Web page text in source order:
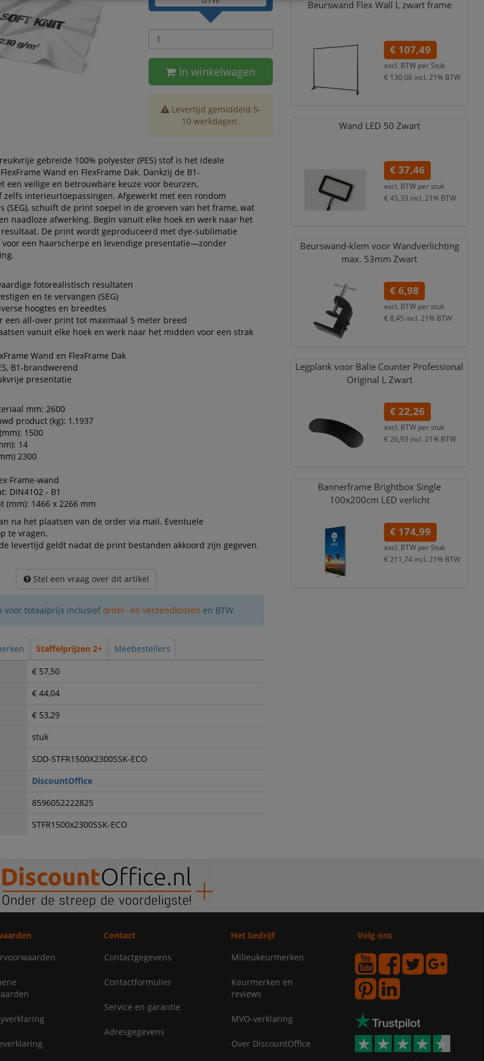
In winkelwagen
Levertijd gemiddeld 5-
10 werkdagen.
gebreide 100% polyester (PES) stof is het ideale
Wand en FlexFrame Dak. Dankzij de B1-
een veilige en betrouwbare keuze voor beurzen,
zelfs interieurtoepassingen. Afgewerkt met een rondom
(SEG), schuift de print soepel in de groeven van het frame, wat
naadloze afwerking. Begin vanuit elke hoek en werk naar het
De print wordt geproduceerd met dye-sublimatie
een haarscherpe en levendige presentatie—zonder
fotorealistisch resultaten
en te vervangen (SEG)
hoogtes en breedtes
een all-over print tot maximaal 5 meter breed
vanuit elke hoek en werk naar het midden voor een strak
Wand en FlexFrame Dak
B1-brandwerend
presentatie
mm: 2600
product (kg): 1,1937
1500
14
2300
Frame-wand
DIN4102 - B1
(mm): 1466 x 2266 mm
na het plaatsen van de order via mail. Eventuele
te vragen.
levertijd geldt nadat de print bestanden akkoord zijn gegeven.
Stel een vraag over dit artikel
voor totaalprijs inclusief order- en verzendkosten en BTW.
Staffelprijzen 2+
Meebestellers
€ 57,50
€ 44,04
€ 53,29
stuk
SDD-STFR1500X2300SSK-ECO
DiscountOffice
8596052222825
STFR1500x2300SSK-ECO
Beurswand Flex Wall L zwart frame
€ 107,49
excl. BTW per Stuk
€ 130,06 incl. 21% BTW
Wand LED 50 Zwart
€ 37,46
excl. BTW perstuk
€ 45,33 incl. 21% BTW
Beurswand-klem voor Wandverlichting
max. 53mm Zwart
€ 6,98
excl. BTW perstuk
€ 8,45 incl. 21% BTW
Legplank voor Balie Counter Professional
Original L Zwart
€ 22,26
excl. BTW perstuk
€ 26,93 incl. 21% BTW
Bannerframe Brightbox Single
100x200cm LED verlicht
€ 174,99
excl. BTW per Stuk
€ 211,74 incl. 21% BTW
Contact
Contactgegevens
Contactformulier
Service en garantie
Adresgegevens
Het bedrijf
Milieukeurmerken
Keurmerken en
reviews
MVO-verklaring
Over DiscountOffice
Volg ons